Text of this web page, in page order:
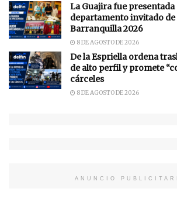
La Guajira fue
departamento invitado de
Barranquilla 2026
8 DE AGOSTO DE 2026
De la Espriella ordena
de alto perfil y promete
cárceles
8 DE AGOSTO DE 2026
ANUNCIO